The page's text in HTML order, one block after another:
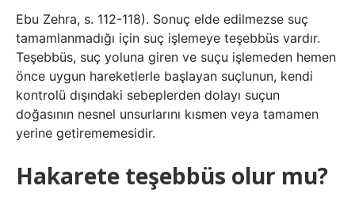
Ebu Zehra, s. 112-118). Sonuç elde edilmezse suç
tamamlanmadığı için suç işlemeye teşebbüs vardır.
Teşebbüs, suç yoluna giren ve suçu işlemeden hemen
önce uygun hareketlerle başlayan suçlunun, kendi
kontrolü dışındaki sebeplerden dolayı suçun
doğasının nesnel unsurlarını kısmen veya tamamen
yerine getirememesidir.
Hakarete teşebbüs olur mu?